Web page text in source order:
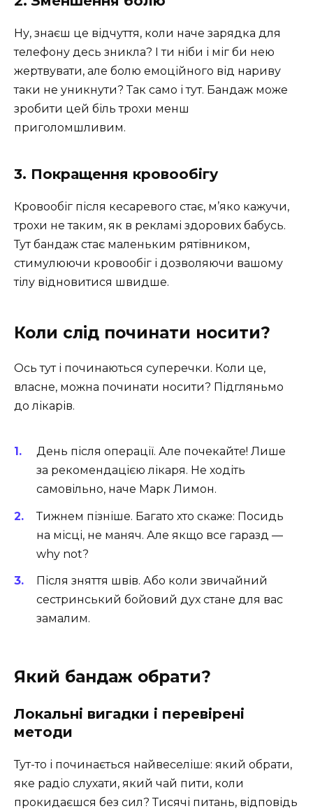
Ну, знаєш це відчуття, коли наче зарядка для
телефону десь зникла? І ти ніби і міг би нею
жертвувати, але болю емоційного від нариву
таки не уникнути? Так само і тут. Бандаж може
зробити цей біль трохи менш
приголомшливим.
3. Покращення кровообігу
Кровообіг після кесаревого стає, м’яко кажучи,
трохи не таким, як в рекламі здорових бабусь.
Тут бандаж стає маленьким рятівником,
стимулюючи кровообіг і дозволяючи вашому
тілу відновитися швидше.
Коли слід починати носити?
Ось тут і починаються суперечки. Коли це,
власне, можна починати носити? Підгляньмо
до лікарів.
День після операції. Але почекайте! Лише
за рекомендацією лікаря. Не ходіть
самовільно, наче Марк Лимон.
Тижнем пізніше. Багато хто скаже: Посидь
на місці, не маняч. Але якщо все гаразд —
why not?
Після зняття швів. Або коли звичайний
сестринський бойовий дух стане для вас
замалим.
Який бандаж обрати?
Локальні вигадки і перевірені
методи
Тут-то і починається найвеселіше: який обрати,
яке радіо слухати, який чай пити, коли
прокидаєшся без сил? Тисячі питань, відповідь